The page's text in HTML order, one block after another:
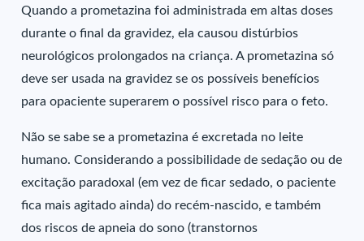
Quando a prometazina foi administrada em altas doses
durante o final da gravidez, ela causou distúrbios
neurológicos prolongados na criança. A prometazina só
deve ser usada na gravidez se os possíveis benefícios
para opaciente superarem o possível risco para o feto.
Não se sabe se a prometazina é excretada no leite
humano. Considerando a possibilidade de sedação ou de
excitação paradoxal (em vez de ficar sedado, o paciente
fica mais agitado ainda) do recém-nascido, e também
dos riscos de apneia do sono (transtornos